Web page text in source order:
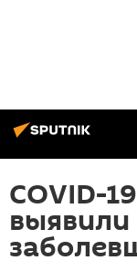
COVID-
выявили